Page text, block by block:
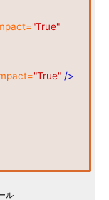
"True"
"True" />
ル